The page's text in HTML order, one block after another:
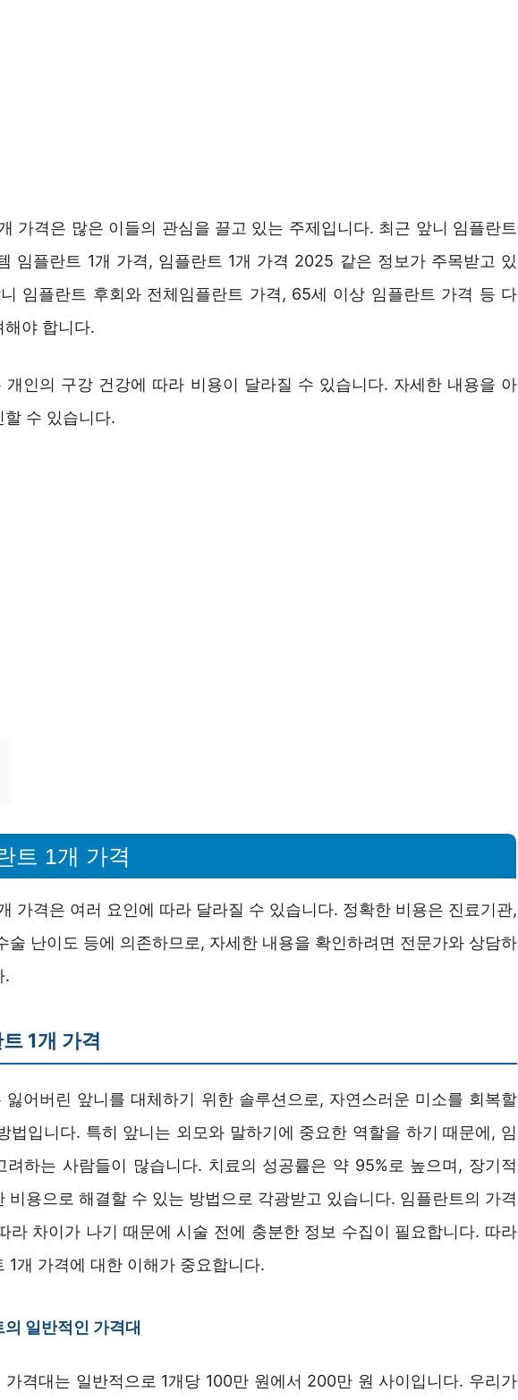
가격은 많은 이들의 관심을 끌고 있는 주제입니다. 최근 앞니 임플란트
임플란트 1개 가격, 임플란트 1개 가격 2025 같은 정보가 주목받고 있
임플란트 후회와 전체임플란트 가격, 65세 이상 임플란트 가격 등 다
야 합니다.
개인의 구강 건강에 따라 비용이 달라질 수 있습니다. 자세한 내용을 아
수 있습니다.
트 1개 가격
가격은 여러 요인에 따라 달라질 수 있습니다. 정확한 비용은 진료기관,
술 난이도 등에 의존하므로, 자세한 내용을 확인하려면 전문가와 상담하
.
1개 가격
잃어버린 앞니를 대체하기 위한 솔루션으로, 자연스러운 미소를 회복할
법입니다. 특히 앞니는 외모와 말하기에 중요한 역할을 하기 때문에, 임
려하는 사람들이 많습니다. 치료의 성공률은 약 95%로 높으며, 장기적
비용으로 해결할 수 있는 방법으로 각광받고 있습니다. 임플란트의 가격
라 차이가 나기 때문에 시술 전에 충분한 정보 수집이 필요합니다. 따라
1개 가격에 대한 이해가 중요합니다.
일반적인 가격대
가격대는 일반적으로 1개당 100만 원에서 200만 원 사이입니다. 우리가